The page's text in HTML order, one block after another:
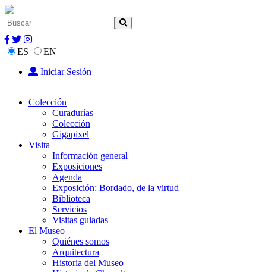
ES
EN
Iniciar Sesión
Colección
Curadurías
Colección
Gigapixel
Visita
Información general
Exposiciones
Agenda
Exposición: Bordado, de la virtud
Biblioteca
Servicios
Visitas guiadas
El Museo
Quiénes somos
Arquitectura
Historia del Museo